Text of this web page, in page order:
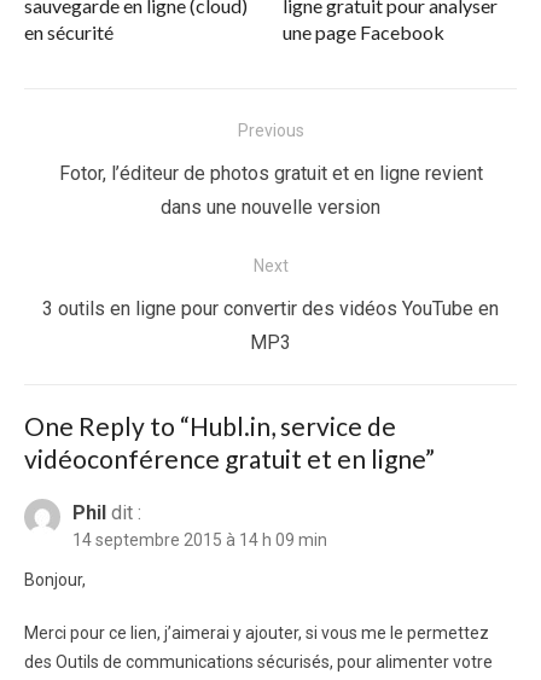
sauvegarde en ligne (cloud)
en sécurité
ligne gratuit pour analyser
une page Facebook
Previous
Previous
Fotor, l’éditeur de photos gratuit et en ligne revient
dans une nouvelle version
Next
Next
3 outils en ligne pour convertir des vidéos YouTube en
MP3
One Reply to “Hubl.in, service de
vidéoconférence gratuit et en ligne”
Phil dit :
14 septembre 2015 à 14 h 09 min
Bonjour,
Merci pour ce lien, j’aimerai y ajouter, si vous me le permettez
des Outils de communications sécurisés, pour alimenter votre